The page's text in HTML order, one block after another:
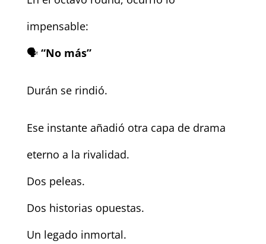
impensable:
🗣️ “No más”
Durán se rindió.
Ese instante añadió otra capa de drama
eterno a la rivalidad.
Dos peleas.
Dos historias opuestas.
Un legado inmortal.